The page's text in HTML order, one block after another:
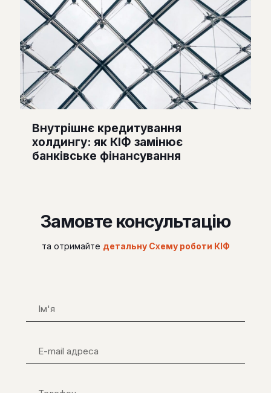
Внутрішнє кредитування
холдингу: як КІФ замінює
банківське фінансування
Замовте консультацію
та отримайте детальну Схему роботи КІФ